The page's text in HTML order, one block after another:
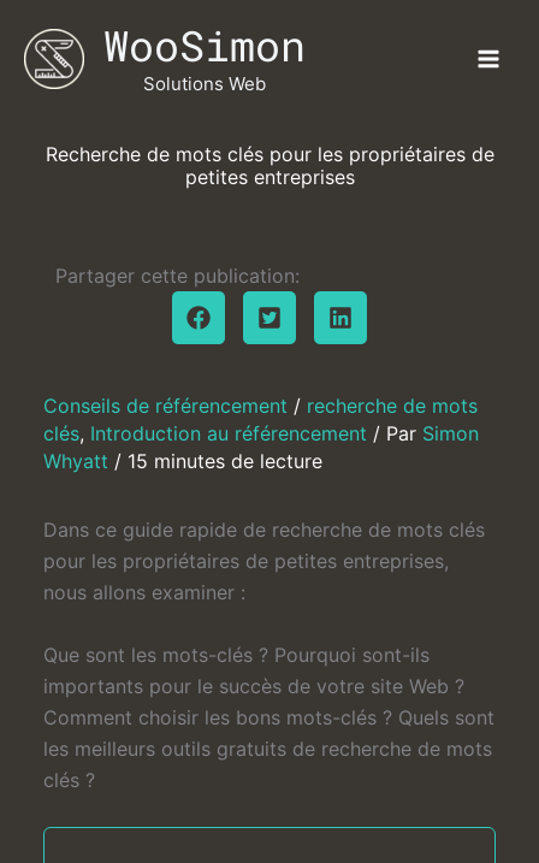
contenu
WooSimon
Solutions Web
Recherche de mots clés pour les propriétaires de
petites entreprises
Partager cette publication:
Conseils de référencement / recherche de mots
clés, Introduction au référencement / Par Simon
Whyatt / 15 minutes de lecture
Dans ce guide rapide de recherche de mots clés
pour les propriétaires de petites entreprises,
nous allons examiner :
Que sont les mots-clés ? Pourquoi sont-ils
importants pour le succès de votre site Web ?
Comment choisir les bons mots-clés ? Quels sont
les meilleurs outils gratuits de recherche de mots
clés ?